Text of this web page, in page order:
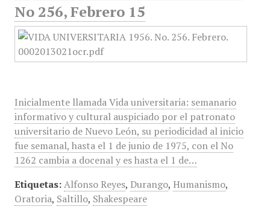
No 256, Febrero 15
Inicialmente llamada Vida universitaria: semanario
informativo y cultural auspiciado por el patronato
universitario de Nuevo León, su periodicidad al inicio
fue semanal, hasta el 1 de junio de 1975, con el No
1262 cambia a docenal y es hasta el 1 de…
Etiquetas: Alfonso Reyes, Durango, Humanismo,
Oratoria, Saltillo, Shakespeare